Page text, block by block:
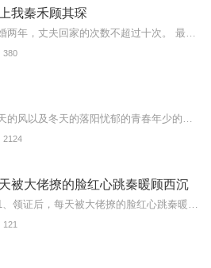
我秦禾顾其琛
380
2124
被大佬撩的脸红心跳秦暖顾西沉
121